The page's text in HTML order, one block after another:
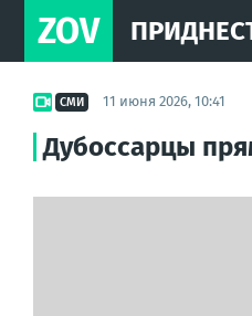
ZOV
СМИ 11 июня 2026, 10:41
Дубоссарцы